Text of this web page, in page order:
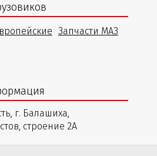
Запчасти МАЗ
г. Балашиха,
строение 2А